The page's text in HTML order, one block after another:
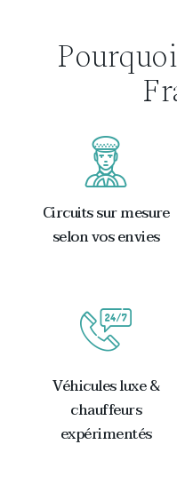
Circuits sur mesure
selon vos envies
Véhicules luxe &
chauffeurs
expérimentés